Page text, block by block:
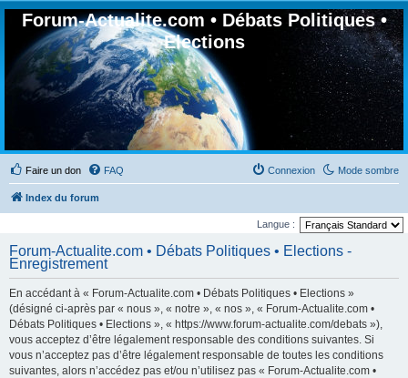
Forum-Actualite.com • Débats Politiques •
Elections
Faire un don Mode sombre
FAQ Connexion
Index du forum
Langue :
Forum-Actualite.com • Débats Politiques • Elections -
Enregistrement
En accédant à « Forum-Actualite.com • Débats Politiques • Elections »
(désigné ci-après par « nous », « notre », « nos », « Forum-Actualite.com •
Débats Politiques • Elections », « https://www.forum-actualite.com/debats »),
vous acceptez d’être légalement responsable des conditions suivantes. Si
vous n’acceptez pas d’être légalement responsable de toutes les conditions
suivantes, alors n’accédez pas et/ou n’utilisez pas « Forum-Actualite.com •